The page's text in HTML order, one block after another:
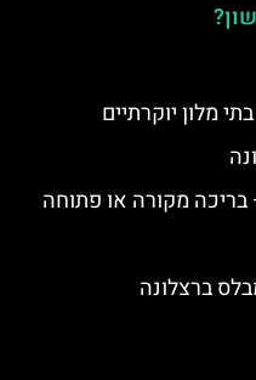
בריכה מקורה או פתוחה
ברצלונה